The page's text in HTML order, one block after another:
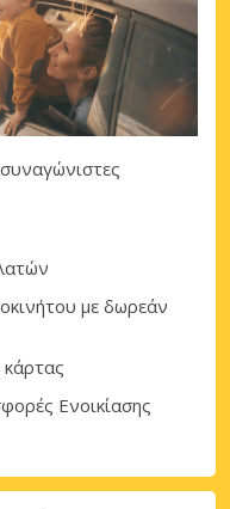
με δωρεάν
κάρτας
Ενοικίασης